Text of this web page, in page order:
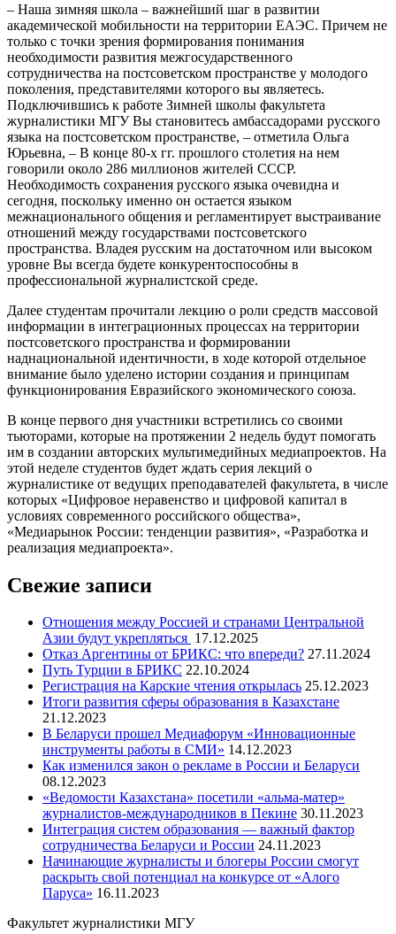
– Наша зимняя школа – важнейший шаг в развитии
академической мобильности на территории ЕАЭС. Причем не
только с точки зрения формирования понимания
необходимости развития межгосударственного
сотрудничества на постсоветском пространстве у молодого
поколения, представителями которого вы являетесь.
Подключившись к работе Зимней школы факультета
журналистики МГУ Вы становитесь амбассадорами русского
языка на постсоветском пространстве, – отметила Ольга
Юрьевна, – В конце 80-х гг. прошлого столетия на нем
говорили около 286 миллионов жителей СССР.
Необходимость сохранения русского языка очевидна и
сегодня, поскольку именно он остается языком
межнационального общения и регламентирует выстраивание
отношений между государствами постсоветского
пространства. Владея русским на достаточном или высоком
уровне Вы всегда будете конкурентоспособны в
профессиональной журналистской среде.
Далее студентам прочитали лекцию о роли средств массовой
информации в интеграционных процессах на территории
постсоветского пространства и формировании
наднациональной идентичности, в ходе которой отдельное
внимание было уделено истории создания и принципам
функционирования Евразийского экономического союза.
В конце первого дня участники встретились со своими
тьюторами, которые на протяжении 2 недель будут помогать
им в создании авторских мультимедийных медиапроектов. На
этой неделе студентов будет ждать серия лекций о
журналистике от ведущих преподавателей факультета, в числе
которых «Цифровое неравенство и цифровой капитал в
условиях современного российского общества»,
«Медиарынок России: тенденции развития», «Разработка и
реализация медиапроекта».
Свежие записи
Отношения между Россией и странами Центральной
Азии будут укрепляться 17.12.2025
Отказ Аргентины от БРИКС: что впереди? 27.11.2024
Путь Турции в БРИКС 22.10.2024
Регистрация на Карские чтения открылась 25.12.2023
Итоги развития сферы образования в Казахстане
21.12.2023
В Беларуси прошел Медиафорум «Инновационные
инструменты работы в СМИ» 14.12.2023
Как изменился закон о рекламе в России и Беларуси
08.12.2023
«Ведомости Казахстана» посетили «альма-матер»
журналистов-международников в Пекине 30.11.2023
Интеграция систем образования — важный фактор
сотрудничества Беларуси и России 24.11.2023
Начинающие журналисты и блогеры России смогут
раскрыть свой потенциал на конкурсе от «Алого
Паруса» 16.11.2023
Факультет журналистики МГУ